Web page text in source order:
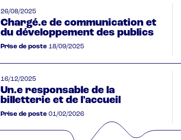
26/08/2025
Chargé.e de communication et
du développement des publics
Prise de poste 18/09/2025
16/12/2025
Un.e responsable de la
billetterie et de l'accueil
Prise de poste 01/02/2026